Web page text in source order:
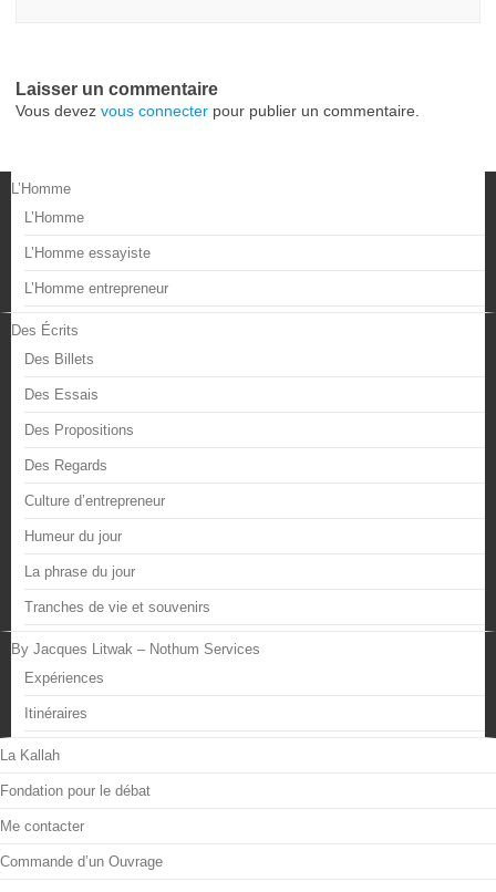
Laisser un commentaire
Vous devez vous connecter pour publier un commentaire.
L’Homme
L’Homme
L’Homme essayiste
L’Homme entrepreneur
Des Écrits
Des Billets
Des Essais
Des Propositions
Des Regards
Culture d’entrepreneur
Humeur du jour
La phrase du jour
Tranches de vie et souvenirs
By Jacques Litwak – Nothum Services
Expériences
Itinéraires
La Kallah
Fondation pour le débat
Me contacter
Commande d’un Ouvrage